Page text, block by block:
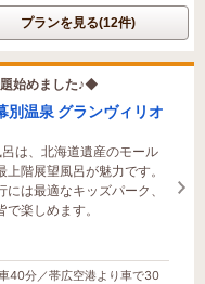
プランを見る(12件)
始めました♪◆
別温泉 グランヴィリオ
は、北海道遺産のモール
階展望風呂が魅力です。
は最適なキッズパーク、
楽しめます。
40分／帯広空港より車で30